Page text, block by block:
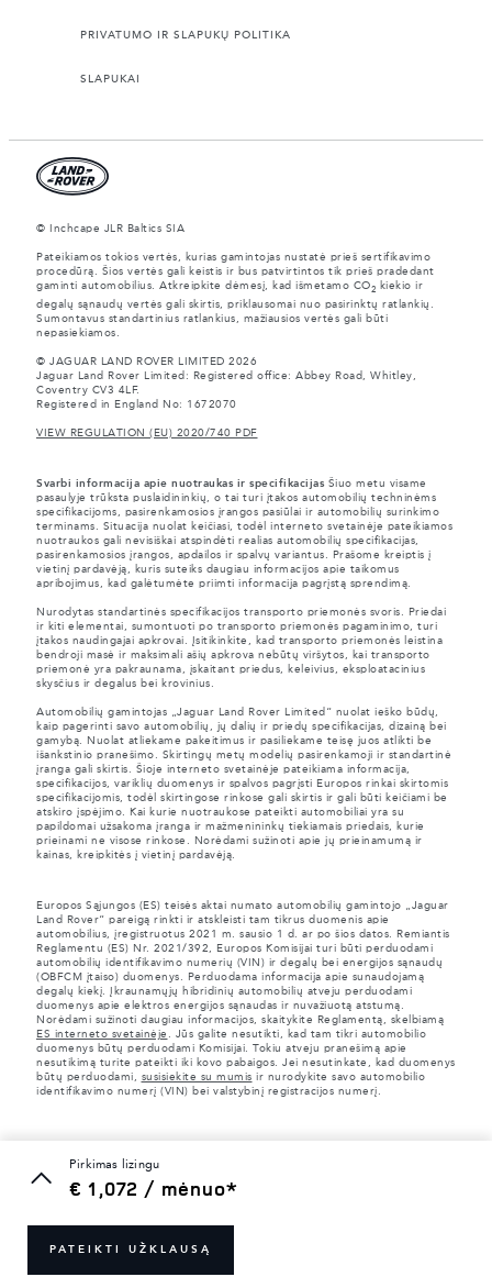
pirkimas lizingu
€ 1,072 / mėnuo*
PATEIKTI UŽKLAUSĄ
PRIVATUMO IR SLAPUKŲ POLITIKA
SLAPUKAI
© Inchcape JLR Baltics SIA
Pateikiamos tokios vertės, kurias gamintojas nustatė prieš sertifikavimo
procedūrą. Šios vertės gali keistis ir bus patvirtintos tik prieš pradedant
gaminti automobilius. Atkreipkite dėmesį, kad išmetamo CO2
kiekio ir
degalų sąnaudų vertės gali skirtis, priklausomai nuo pasirinktų ratlankių.
Sumontavus standartinius ratlankius, mažiausios vertės gali būti
nepasiekiamos.
© JAGUAR LAND ROVER LIMITED 2026
Jaguar Land Rover Limited: Registered office: Abbey Road, Whitley,
Coventry CV3 4LF.
Registered in England No: 1672070
VIEW REGULATION (EU) 2020/740 PDF
Svarbi informacija apie nuotraukas ir specifikacijasŠiuo metu visame
pasaulyje trūksta puslaidininkių, o tai turi įtakos automobilių techninėms
specifikacijoms, pasirenkamosios įrangos pasiūlai ir automobilių surinkimo
terminams. Situacija nuolat keičiasi, todėl interneto svetainėje pateikiamos
nuotraukos gali nevisiškai atspindėti realias automobilių specifikacijas,
pasirenkamosios įrangos, apdailos ir spalvų variantus. Prašome kreiptis į
vietinį pardavėją, kuris suteiks daugiau informacijos apie taikomus
apribojimus, kad galėtumėte priimti informacija pagrįstą sprendimą.
Nurodytas standartinės specifikacijos transporto priemonės svoris. Priedai
ir kiti elementai, sumontuoti po transporto priemonės pagaminimo, turi
įtakos naudingajai apkrovai. Įsitikinkite, kad transporto priemonės leistina
bendroji masė ir maksimali ašių apkrova nebūtų viršytos, kai transporto
priemonė yra pakraunama, įskaitant priedus, keleivius, eksploatacinius
skysčius ir degalus bei krovinius.
Automobilių gamintojas „Jaguar Land Rover Limited“ nuolat ieško būdų,
kaip pagerinti savo automobilių, jų dalių ir priedų specifikacijas, dizainą bei
gamybą. Nuolat atliekame pakeitimus ir pasiliekame teisę juos atlikti be
išankstinio pranešimo. Skirtingų metų modelių pasirenkamoji ir standartinė
įranga gali skirtis. Šioje interneto svetainėje pateikiama informacija,
specifikacijos, variklių duomenys ir spalvos pagrįsti Europos rinkai skirtomis
specifikacijomis, todėl skirtingose rinkose gali skirtis ir gali būti keičiami be
atskiro įspėjimo. Kai kurie nuotraukose pateikti automobiliai yra su
papildomai užsakoma įranga ir mažmenininkų tiekiamais priedais, kurie
prieinami ne visose rinkose. Norėdami sužinoti apie jų prieinamumą ir
kainas, kreipkitės į vietinį pardavėją.
Europos Sąjungos (ES) teisės aktai numato automobilių gamintojo „Jaguar
Land Rover“ pareigą rinkti ir atskleisti tam tikrus duomenis apie
automobilius, įregistruotus 2021 m. sausio 1 d. ar po šios datos. Remiantis
Reglamentu (ES) Nr. 2021/392, Europos Komisijai turi būti perduodami
automobilių identifikavimo numerių (VIN) ir degalų bei energijos sąnaudų
(OBFCM įtaiso) duomenys. Perduodama informacija apie sunaudojamą
degalų kiekį. Įkraunamųjų hibridinių automobilių atveju perduodami
duomenys apie elektros energijos sąnaudas ir nuvažiuotą atstumą.
Norėdami sužinoti daugiau informacijos, skaitykite Reglamentą, skelbiamą
ES interneto svetainėje
. Jūs galite nesutikti, kad tam tikri automobilio
duomenys būtų perduodami Komisijai. Tokiu atveju pranešimą apie
nesutikimą turite pateikti iki kovo pabaigos. Jei nesutinkate, kad duomenys
būtų perduodami, susisiekite su mumis ir nurodykite savo automobilio
identifikavimo numerį (VIN) bei valstybinį registracijos numerį.